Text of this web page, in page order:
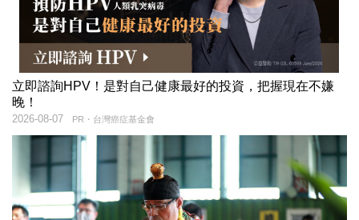
立即諮詢HPV！是對自己健康最好的投資，把握現在不嫌
晚！
PR・台灣癌症基金會
2026-08-07